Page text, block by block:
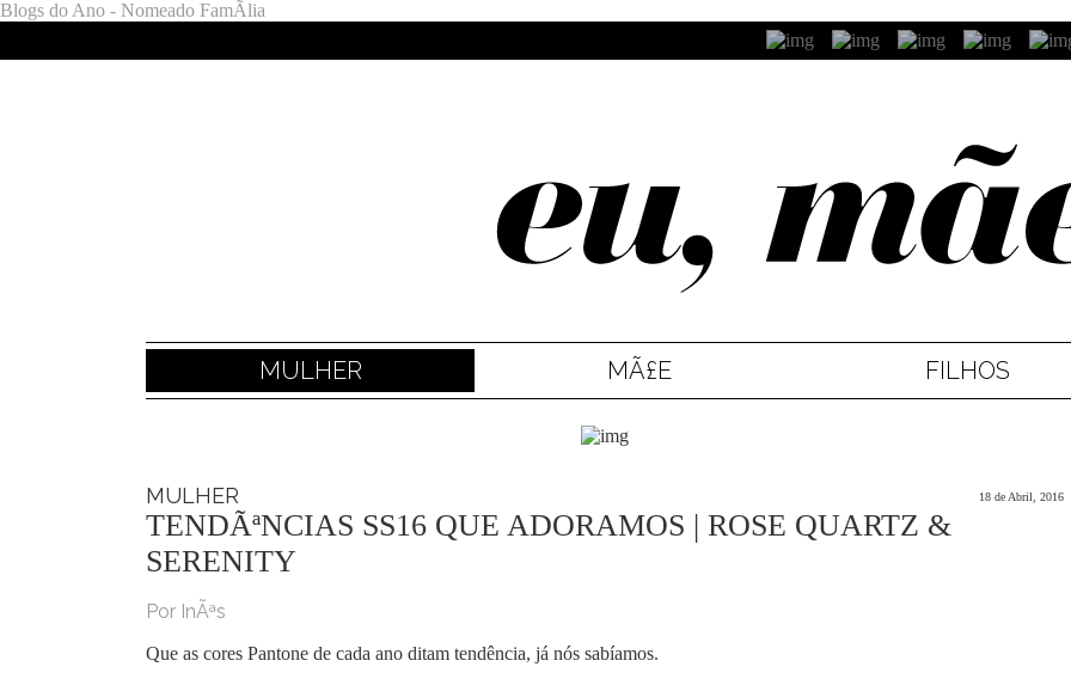
Blogs do Ano - Nomeado FamÃ­lia
MULHER MÃ£E FILHOS
MULHER 18 de Abril, 2016
TENDÃªNCIAS SS16 QUE ADORAMOS | ROSE QUARTZ &
SERENITY
Por InÃªs
Que as cores Pantone de cada ano ditam tendência, já nós sabíamos.